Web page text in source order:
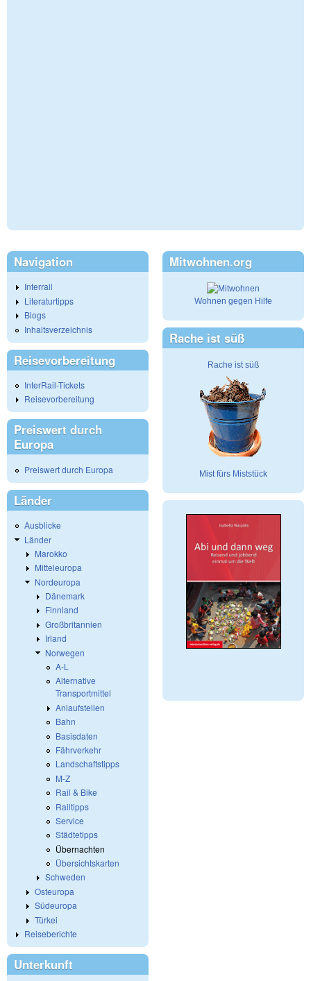
Navigation
Interrail
Literaturtipps
Blogs
Inhaltsverzeichnis
Reisevorbereitung
InterRail-Tickets
Reisevorbereitung
Preiswert durch
Europa
Preiswert durch Europa
Länder
Ausblicke
Länder
Marokko
Mitteleuropa
Nordeuropa
Dänemark
Finnland
Großbritannien
Irland
Norwegen
A-L
Alternative
Transportmittel
Anlaufstellen
Bahn
Basisdaten
Fährverkehr
Landschaftstipps
M-Z
Rail & Bike
Railtipps
Service
Städtetipps
Übernachten
Übersichtskarten
Schweden
Osteuropa
Südeuropa
Türkei
Reiseberichte
Unterkunft
Mitwohnen.org
Wohnen gegen Hilfe
Rache ist süß
Rache ist süß
Mist fürs Miststück